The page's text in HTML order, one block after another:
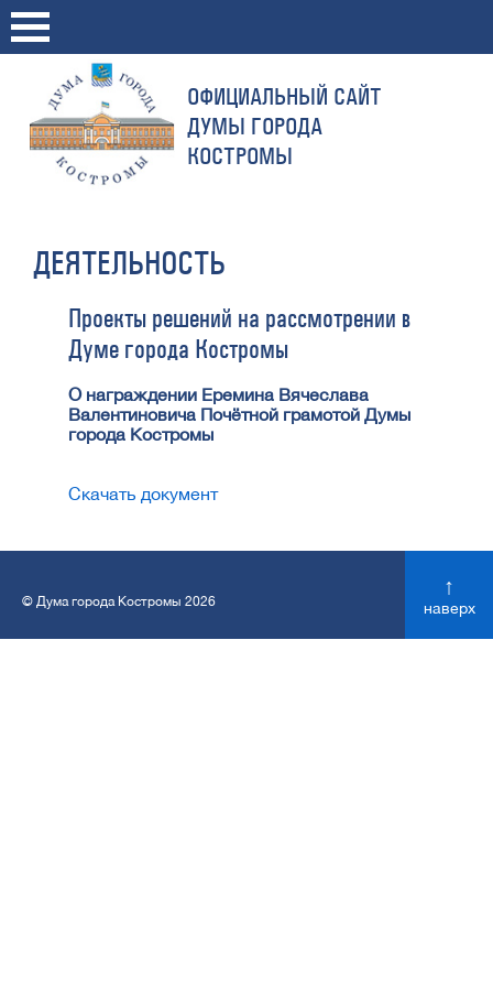
ОФИЦИАЛЬНЫЙ САЙТ
ДУМЫ ГОРОДА
КОСТРОМЫ
ДЕЯТЕЛЬНОСТЬ
Проекты решений на рассмотрении в
Думе города Костромы
О награждении Еремина Вячеслава
Валентиновича Почётной грамотой Думы
города Костромы
Скачать документ
© Дума города Костромы 2026
↑
наверх